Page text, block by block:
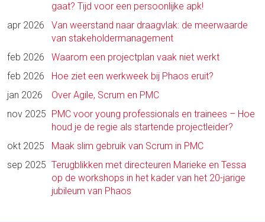
gaat? Tijd voor een persoonlijke apk!
apr 2026
Van weerstand naar draagvlak: de meerwaarde
van stakeholdermanagement
feb 2026
Waarom een projectplan vaak niet werkt
feb 2026
Hoe ziet een werkweek bij Phaos eruit?
jan 2026
Over Agile, Scrum en PMC
nov 2025 PMC voor young professionals en trainees – Hoe
houd je de regie als startende projectleider?
okt 2025
Maak slim gebruik van Scrum in PMC
sep 2025 Terugblikken met directeuren Marieke en Tessa
op de workshops in het kader van het 20-jarige
jubileum van Phaos